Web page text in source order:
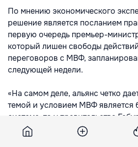
По мнению экономического
решение является посланием
первую очередь премьер-
который лишен свободы
переговоров с МВФ,
следующей недели.
«На самом деле, альянс четко
темой и условием МВФ является
система, то у правительства
пространства для обсуждений и